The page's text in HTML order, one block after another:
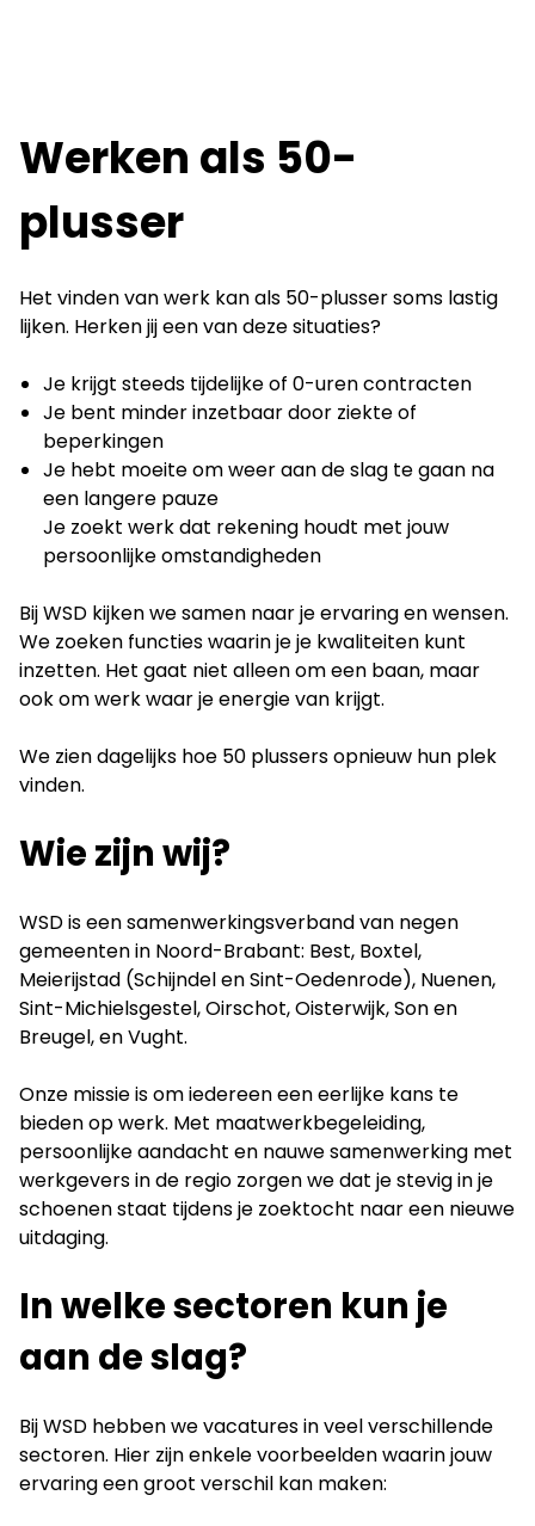
Werken als 50-
plusser
Het vinden van werk kan als 50-plusser soms lastig
lijken. Herken jij een van deze situaties?
Je krijgt steeds tijdelijke of 0-uren contracten
Je bent minder inzetbaar door ziekte of
beperkingen
Je hebt moeite om weer aan de slag te gaan na
een langere pauze
Je zoekt werk dat rekening houdt met jouw
persoonlijke omstandigheden
Bij WSD kijken we samen naar je ervaring en wensen.
We zoeken functies waarin je je kwaliteiten kunt
inzetten. Het gaat niet alleen om een baan, maar
ook om werk waar je energie van krijgt.
We zien dagelijks hoe 50 plussers opnieuw hun plek
vinden.
Wie zijn wij?
WSD is een samenwerkingsverband van negen
gemeenten in Noord-Brabant: Best, Boxtel,
Meierijstad (Schijndel en Sint-Oedenrode), Nuenen,
Sint-Michielsgestel, Oirschot, Oisterwijk, Son en
Breugel, en Vught.
Onze missie is om iedereen een eerlijke kans te
bieden op werk. Met maatwerkbegeleiding,
persoonlijke aandacht en nauwe samenwerking met
werkgevers in de regio zorgen we dat je stevig in je
schoenen staat tijdens je zoektocht naar een nieuwe
uitdaging.
In welke sectoren kun je
aan de slag?
Bij WSD hebben we vacatures in veel verschillende
sectoren. Hier zijn enkele voorbeelden waarin jouw
ervaring een groot verschil kan maken: